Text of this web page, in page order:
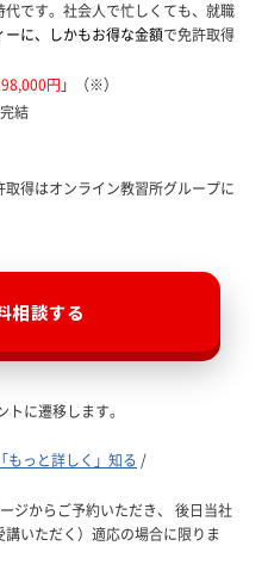
です。社会人で忙しくても、就職
に、しかもお得な金額で免許取得
円 」（※）
結
得はオンライン教習所グループに
相談する
に遷移します。
もっと詳しく」知る /
ジからご予約いただき、 後日当社
いただく）適応の場合に限りま